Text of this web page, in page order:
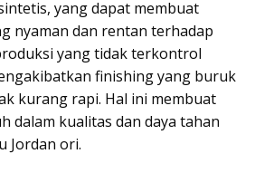
yang dapat membuat
nyaman dan rentan terhadap
yang tidak terkontrol
finishing yang buruk
kurang rapi. Hal ini membuat
dalam kualitas dan daya tahan
Jordan ori.